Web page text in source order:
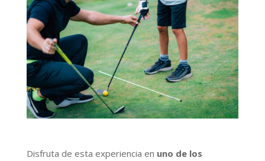
Disfruta de esta experiencia en uno de los